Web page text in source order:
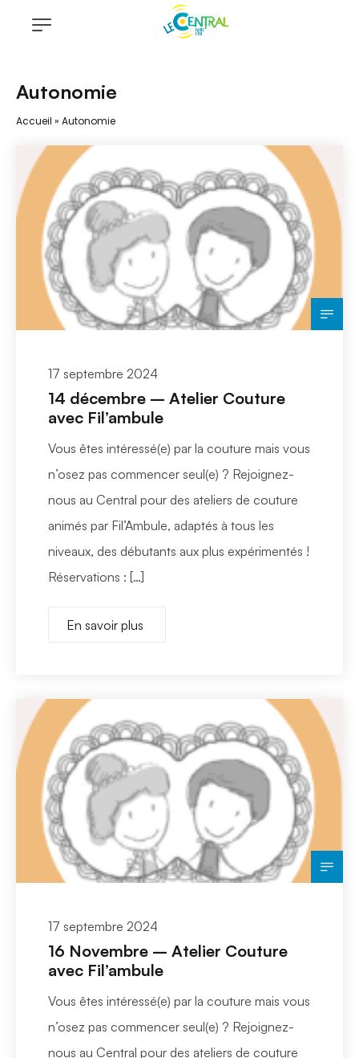
Autonomie
Accueil » Autonomie
17 septembre 2024
14 décembre – Atelier Couture
avec Fil’ambule
Vous êtes intéressé(e) par la couture mais vous
n’osez pas commencer seul(e) ? Rejoignez-
nous au Central pour des ateliers de couture
animés par Fil’Ambule, adaptés à tous les
niveaux, des débutants aux plus expérimentés !
Réservations : […]
En savoir plus
17 septembre 2024
16 Novembre – Atelier Couture
avec Fil’ambule
Vous êtes intéressé(e) par la couture mais vous
n’osez pas commencer seul(e) ? Rejoignez-
nous au Central pour des ateliers de couture